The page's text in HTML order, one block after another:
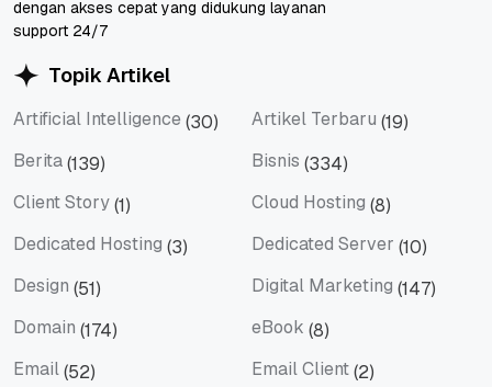
dengan akses cepat yang didukung layanan
support 24/7
Topik Artikel
Artificial Intelligence (30) Artikel Terbaru (19)
Berita(139) Bisnis (334)
Client Story(1) Cloud Hosting (8)
Dedicated Hosting (3) Dedicated Server (10)
Design (51) Digital Marketing (147)
Domain (174) eBook (8)
Email(52) Email Client(2)